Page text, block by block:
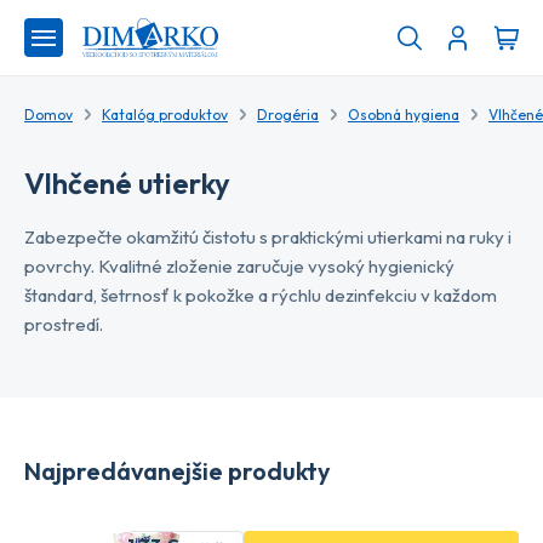
Domov Katalóg produktov Drogéria Osobná hygiena
Vlhčené utierky
Zabezpečte okamžitú čistotu s praktickými utierkami na ruky i
povrchy. Kvalitné zloženie zaručuje vysoký hygienický
štandard, šetrnosť k pokožke a rýchlu dezinfekciu v každom
prostredí.
Najpredávanejšie produkty